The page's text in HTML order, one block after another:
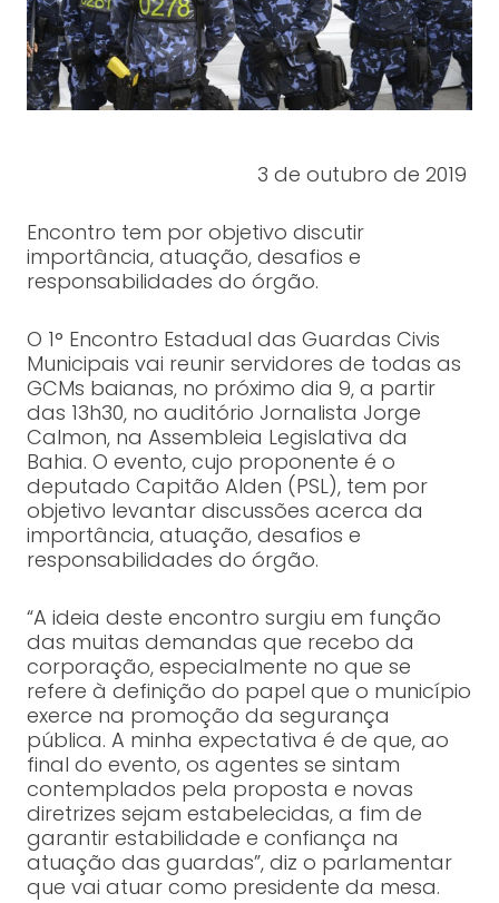
3 de outubro de 2019
Encontro tem por objetivo discutir
importância, atuação, desafios e
responsabilidades do órgão.
O 1° Encontro Estadual das Guardas Civis
Municipais vai reunir servidores de todas as
GCMs baianas, no próximo dia 9, a partir
das 13h30, no auditório Jornalista Jorge
Calmon, na Assembleia Legislativa da
Bahia. O evento, cujo proponente é o
deputado Capitão Alden (PSL), tem por
objetivo levantar discussões acerca da
importância, atuação, desafios e
responsabilidades do órgão.
“A ideia deste encontro surgiu em função
das muitas demandas que recebo da
corporação, especialmente no que se
refere à definição do papel que o município
exerce na promoção da segurança
pública. A minha expectativa é de que, ao
final do evento, os agentes se sintam
contemplados pela proposta e novas
diretrizes sejam estabelecidas, a fim de
garantir estabilidade e confiança na
atuação das guardas”, diz o parlamentar
que vai atuar como presidente da mesa.